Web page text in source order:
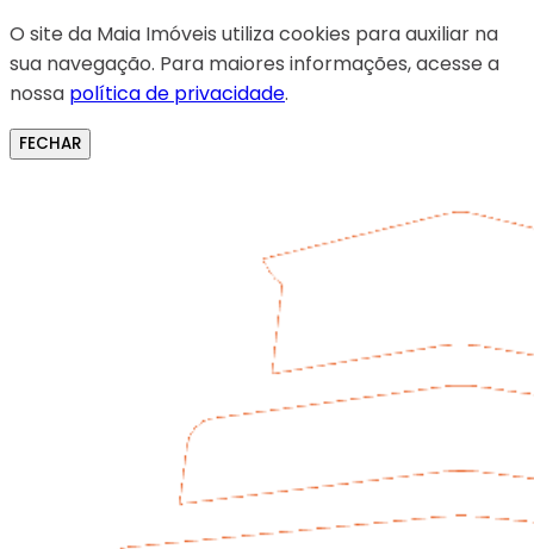
O site da Maia Imóveis utiliza cookies para auxiliar na
sua navegação. Para maiores informações, acesse a
nossa política de privacidade.
FECHAR